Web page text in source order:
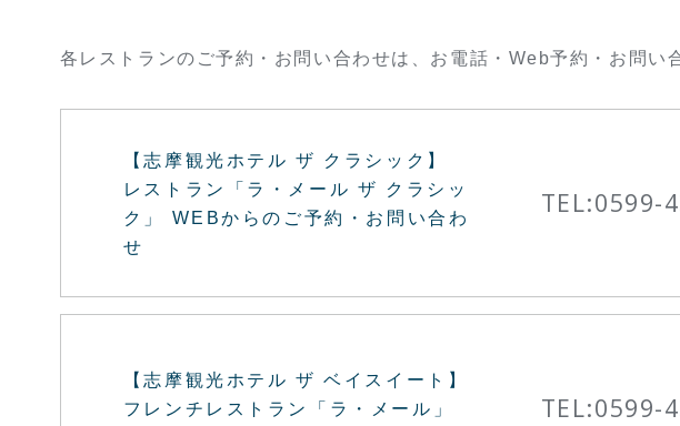
各レストランのご予約・お問い合わせは、お電話・Web予約・お問い
【志摩観光ホテル ザ クラシック】
レストラン「ラ・メール ザ クラシッ
ク」 WEBからのご予約・お問い合わ
せ
TEL:0599-
【志摩観光ホテル ザ ベイスイート】
フレンチレストラン「ラ・メール」
TEL:0599-